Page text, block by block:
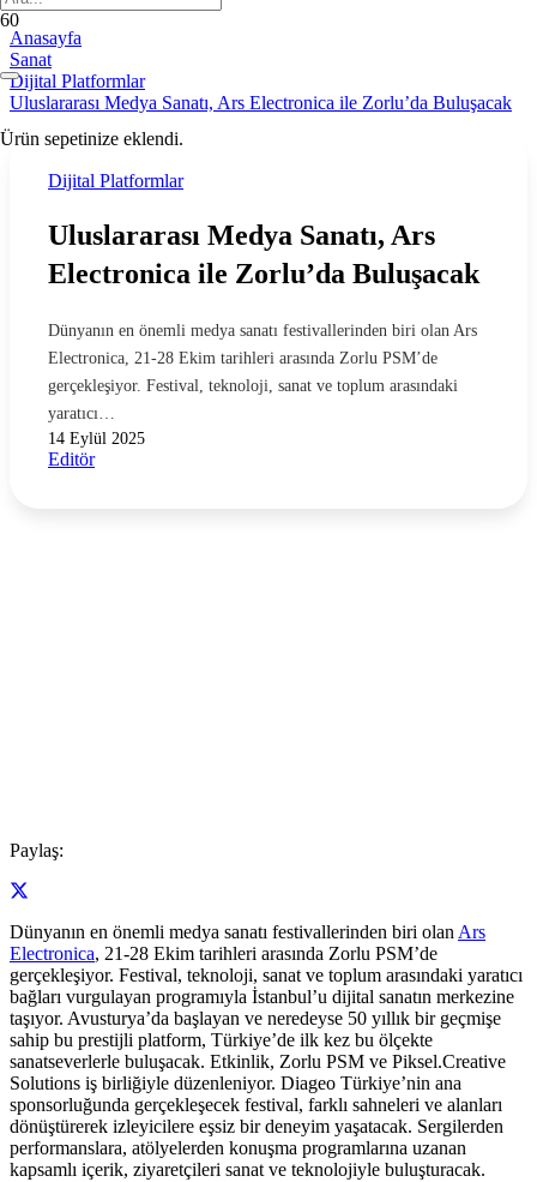
Ürün sepetinize eklendi.
Anasayfa
Sanat
Dijital Platformlar
Uluslararası Medya Sanatı, Ars Electronica ile Zorlu’da Buluşacak
Dijital Platformlar
Uluslararası Medya Sanatı, Ars
Electronica ile Zorlu’da Buluşacak
Dünyanın en önemli medya sanatı festivallerinden biri olan Ars
Electronica, 21-28 Ekim tarihleri arasında Zorlu PSM’de
gerçekleşiyor. Festival, teknoloji, sanat ve toplum arasındaki
yaratıcı…
14 Eylül 2025
Editör
Paylaş:
Dünyanın en önemli medya sanatı festivallerinden biri olan Ars
Electronica, 21-28 Ekim tarihleri arasında Zorlu PSM’de
gerçekleşiyor. Festival, teknoloji, sanat ve toplum arasındaki yaratıcı
bağları vurgulayan programıyla İstanbul’u dijital sanatın merkezine
taşıyor. Avusturya’da başlayan ve neredeyse 50 yıllık bir geçmişe
sahip bu prestijli platform, Türkiye’de ilk kez bu ölçekte
sanatseverlerle buluşacak. Etkinlik, Zorlu PSM ve Piksel.Creative
Solutions iş birliğiyle düzenleniyor. Diageo Türkiye’nin ana
sponsorluğunda gerçekleşecek festival, farklı sahneleri ve alanları
dönüştürerek izleyicilere eşsiz bir deneyim yaşatacak. Sergilerden
performanslara, atölyelerden konuşma programlarına uzanan
kapsamlı içerik, ziyaretçileri sanat ve teknolojiyle buluşturacak.